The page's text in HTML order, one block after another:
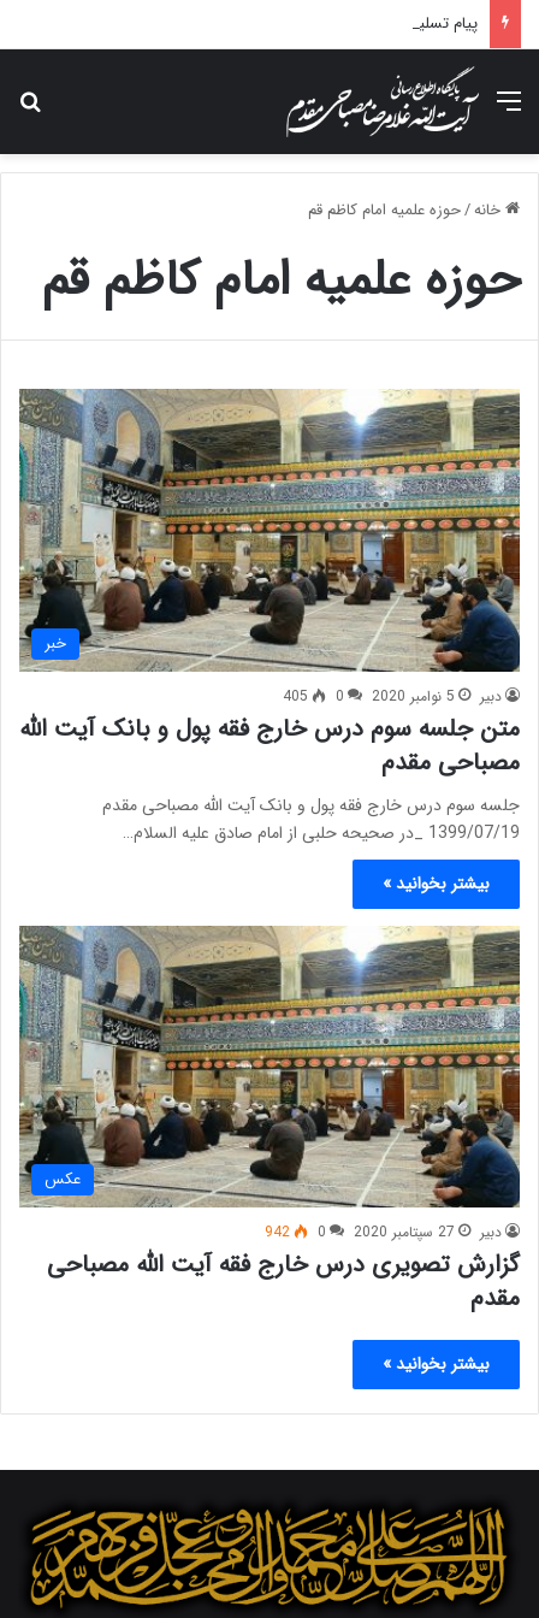
منو
خانه/حوزه علمیه امام کاظم قم
حوزه علمیه امام کاظم قم
خبر
دبیر 5 نوامبر 2020 0
405
متن جلسه سوم درس خارج فقه پول و بانک آیت الله
مصباحی مقدم
جلسه سوم درس خارج فقه پول و بانک آیت الله مصباحی مقدم
1399/07/19 _در صحیحه حلبی از امام صادق علیه السلام…
بیشتر بخوانید »
عکس
دبیر 27 سپتامبر 2020 0
942
گزارش تصویری درس خارج فقه آیت الله مصباحی
مقدم
بیشتر بخوانید »